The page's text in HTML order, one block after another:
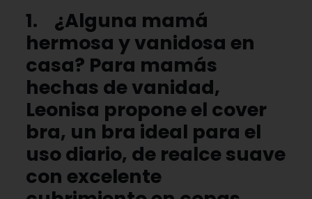
1. ¿Alguna mamá
hermosa y vanidosa en
casa? Para mamás
hechas de vanidad,
Leonisa propone el cover
bra, un bra ideal para el
uso diario, de realce suave
con excelente